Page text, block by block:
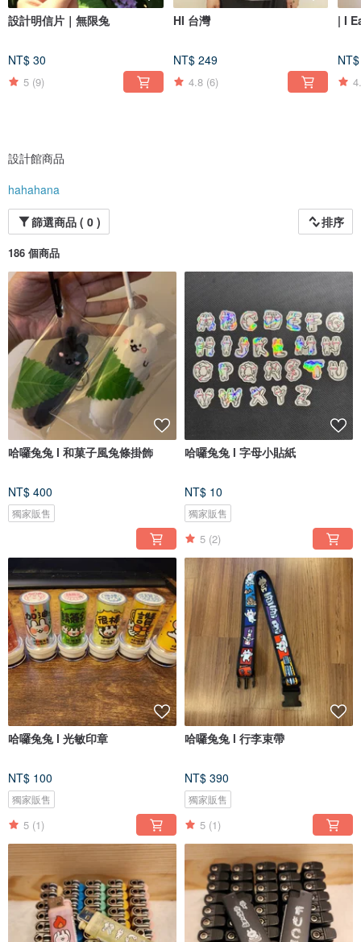
設計明信片｜無限兔
NT$ 30
5 (9)
HI 台灣
NT$ 249
4.8 (6)
| I
設計館商品
hahahana
篩選商品 ( 0 )
排序
186 個商品
哈囉兔兔 l 和菓子風兔條掛飾
NT$ 400
獨家販售
哈囉兔兔 l 字母小貼紙
NT$ 10
獨家販售
5 (2)
哈囉兔兔 l 光敏印章
NT$ 100
獨家販售
5 (1)
哈囉兔兔 l 行李束帶
NT$ 390
獨家販售
5 (1)